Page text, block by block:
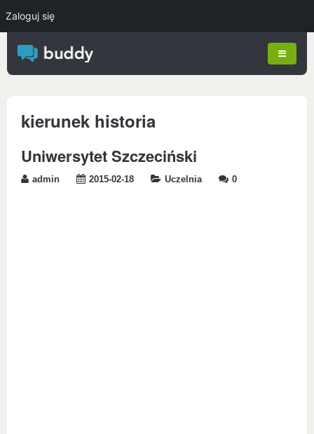
kierunek historia
Uniwersytet Szczeciński
admin 2015-02-18 Uczelnia 0
Zaloguj się